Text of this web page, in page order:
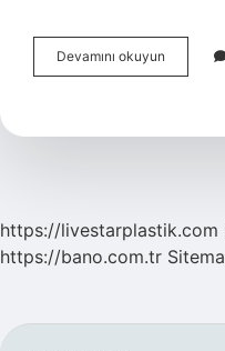
Devamını okuyun
Haftalık
Yatmalı
https://livestarplastik.com
https://bano.com.tr